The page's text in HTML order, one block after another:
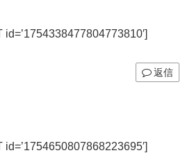
返信